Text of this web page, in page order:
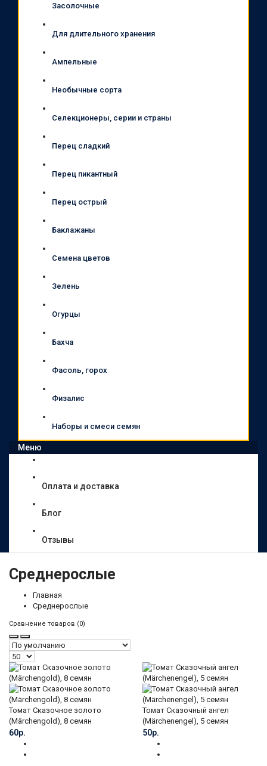
Засолочные
Для длительного хранения
Ампельные
Необычные сорта
Селекционеры, серии и страны
Перец сладкий
Перец пикантный
Перец острый
Баклажаны
Семена цветов
Зелень
Огурцы
Бахча
Фасоль, горох
Физалис
Наборы и смеси семян
Меню
Оплата и доставка
Блог
Отзывы
Среднерослые
Главная
Среднерослые
Сравнение товаров (0)
Томат Сказочное золото
(Märchengold), 8 семян
60р.
Томат Сказочный ангел
(Märchenengel), 5 семян
50р.